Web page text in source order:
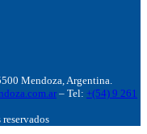
Mendoza, Argentina.
– Tel: +(54) 9 261